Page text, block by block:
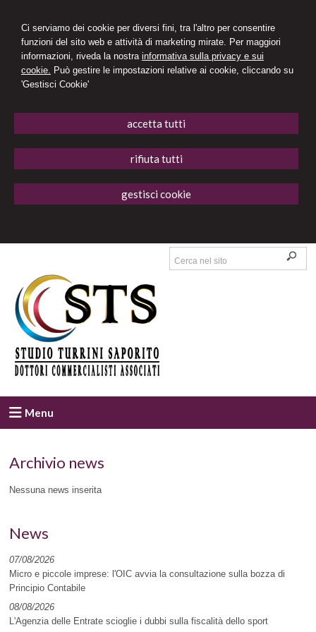
Ci serviamo dei cookie per diversi fini, tra l'altro per consentire
funzioni del sito web e attività di marketing mirate. Per maggiori
informazioni, riveda la nostra informativa sulla privacy e sui
cookie. Può gestire le impostazioni relative ai cookie, cliccando su
'Gestisci Cookie'
accetta tutti
rifiuta tutti
gestisci cookie
Menu
Archivio news
Nessuna news inserita
News
07/08/2026
Micro e piccole imprese: l'OIC avvia la consultazione sulla bozza di
Principio Contabile
08/08/2026
L'Agenzia delle Entrate scioglie i dubbi sulla fiscalità dello sport